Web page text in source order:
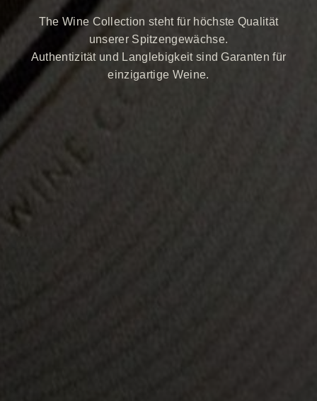
The Wine Collection steht für höchste Qualität
unserer Spitzengewächse.
Authentizität und Langlebigkeit sind Garanten für
einzigartige Weine.